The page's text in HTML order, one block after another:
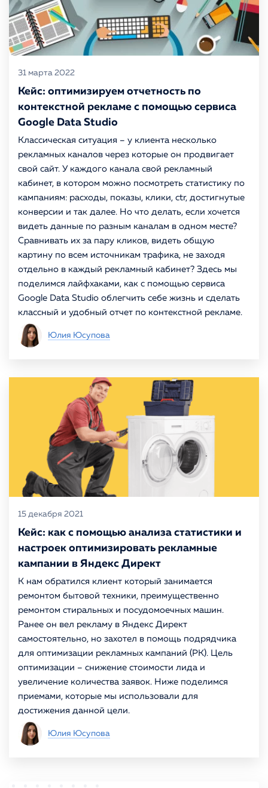
31 марта 2022
Кейс: оптимизируем отчетность по
контекстной рекламе с помощью сервиса
Google Data Studio
Классическая ситуация – у клиента несколько
рекламных каналов через которые он продвигает
свой сайт. У каждого канала свой рекламный
кабинет, в котором можно посмотреть статистику по
кампаниям: расходы, показы, клики, ctr, достигнутые
конверсии и так далее. Но что делать, если хочется
видеть данные по разным каналам в одном месте?
Сравнивать их за пару кликов, видеть общую
картину по всем источникам трафика, не заходя
отдельно в каждый рекламный кабинет? Здесь мы
поделимся лайфхаками, как с помощью сервиса
Google Data Studio облегчить себе жизнь и сделать
классный и удобный отчет по контекстной рекламе.
Юлия Юсупова
15 декабря 2021
Кейс: как с помощью анализа статистики и
настроек оптимизировать рекламные
кампании в Яндекс Директ
К нам обратился клиент который занимается
ремонтом бытовой техники, преимущественно
ремонтом стиральных и посудомоечных машин.
Ранее он вел рекламу в Яндекс Директ
самостоятельно, но захотел в помощь подрядчика
для оптимизации рекламных кампаний (РК). Цель
оптимизации – снижение стоимости лида и
увеличение количества заявок. Ниже поделимся
приемами, которые мы использовали для
достижения данной цели.
Юлия Юсупова